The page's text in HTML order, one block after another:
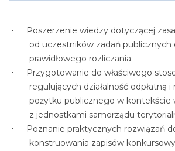
Poszerzenie wiedzy dotyczącej
od uczestników zadań publicznych
prawidłowego rozliczania.
Przygotowanie do właściwego
regulujących działalność odpłatną i
pożytku publicznego w kontekście
z jednostkami samorządu
Poznanie praktycznych rozwiązań
konstruowania zapisów